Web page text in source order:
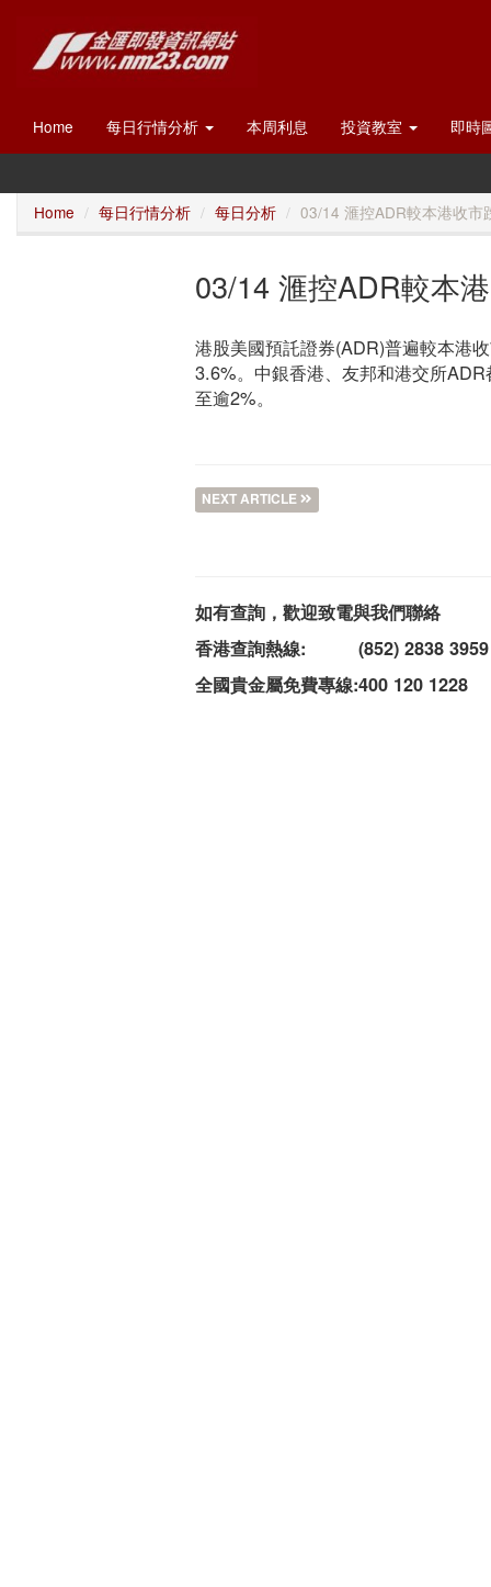
Home 每日行情分析 本周利息 投資教室 即時
Home 每日行情分析 每日分析 03/14 滙控ADR較本港收市
03/14 滙控ADR較本
港股美國預託證券(ADR)普遍較本港
3.6%。中銀香港、友邦和港交所
至逾2%。
NEXT ARTICLE
如有查詢，歡迎致電與我們聯絡
香港查詢熱線:
(852) 2838 3959
全國貴金屬免費專線:400 120 1228